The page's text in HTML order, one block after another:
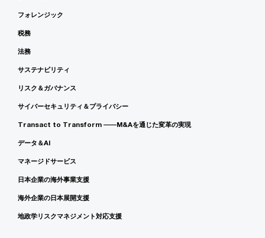
フォレンジック
税務
法務
サステナビリティ
リスク＆ガバナンス
サイバーセキュリティ＆プライバシー
Transact to Transform ――M&Aを通じた変革の実現
データ＆AI
マネージドサービス
日本企業の海外事業支援
海外企業の日本展開支援
地政学リスクマネジメント対応支援